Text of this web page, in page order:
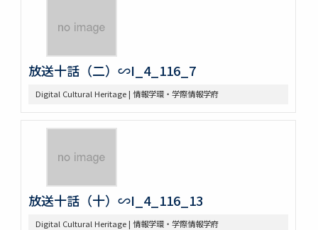
放送十話（二）∽I_4_116_7
Digital Cultural Heritage | 情報学環・学際情報学府
放送十話（十）∽I_4_116_13
Digital Cultural Heritage | 情報学環・学際情報学府